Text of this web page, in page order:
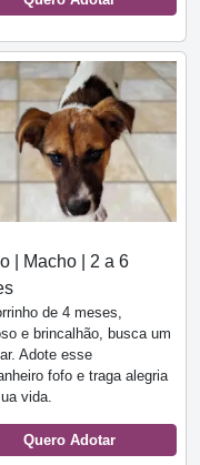
| Macho | 2 a 6
de 4 meses,
e brincalhão, busca um
Adote esse
fofo e traga alegria
vida.
Quero Adotar